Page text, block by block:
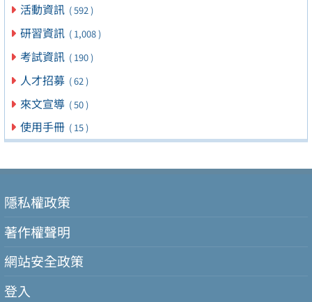
活動資訊 ( 592 )
研習資訊 ( 1,008 )
考試資訊 ( 190 )
人才招募 ( 62 )
來文宣導 ( 50 )
使用手冊 ( 15 )
隱私權政策
著作權聲明
網站安全政策
登入